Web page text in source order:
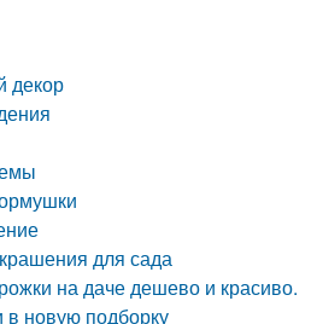
декор
для сада
на даче дешево и красиво.
в новую подборку